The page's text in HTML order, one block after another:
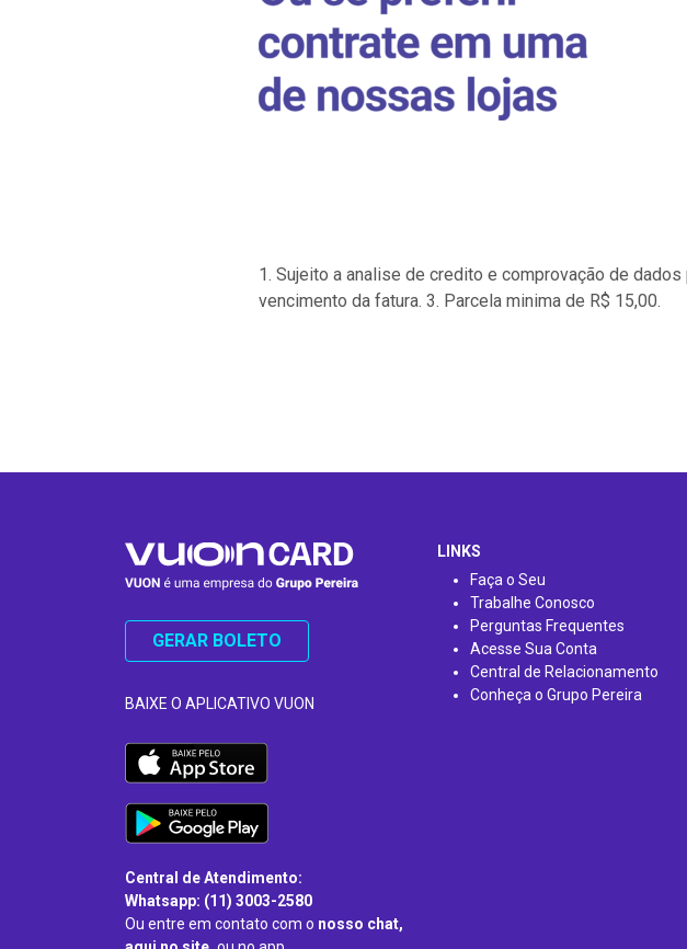
1. Sujeito a analise de credito e comprovação de
vencimento da fatura. 3. Parcela minima de R$ 15,00.
GERAR BOLETO
BAIXE O APLICATIVO VUON
Central de Atendimento:
Whatsapp: (11) 3003-2580
Ou entre em contato com o nosso chat,
LINKS
Faça o Seu
Trabalhe Conosco
Perguntas Frequentes
Acesse Sua Conta
Central de Relacionamento
Conheça o Grupo Pereira